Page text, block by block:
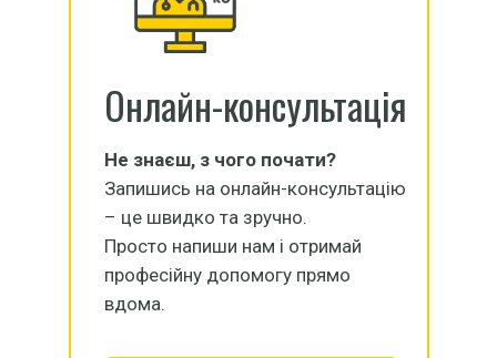
Онлайн-консультація
Не знаєш, з чого почати?
Запишись на онлайн-консультацію
– це швидко та зручно.
Просто напиши нам і отримай
професійну допомогу прямо
вдома.